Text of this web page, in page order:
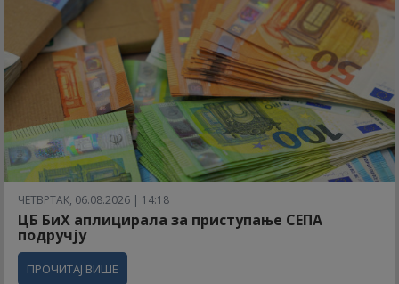
ЧЕТВРТАК, 06.08.2026 | 14:18
ЦБ БиХ аплицирала за приступање СЕПА
подручју
ПРОЧИТАЈ ВИШЕ